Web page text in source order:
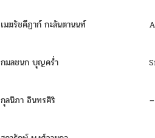
เมฆรัชคีฏาก์ กะลันตานนท์
กมลชนก บุญคร่ำ
กุลนิภา อินทรศิริ –